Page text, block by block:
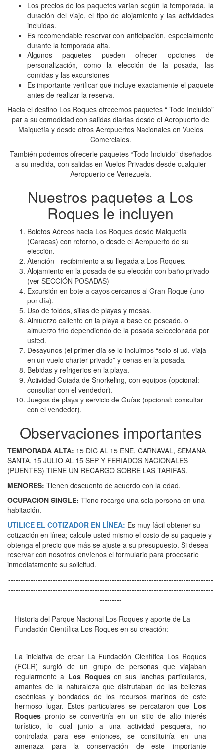
Los precios de los paquetes varían según la temporada, la
duración del viaje, el tipo de alojamiento y las actividades
incluidas.
Es recomendable reservar con anticipación, especialmente
durante la temporada alta.
Algunos paquetes pueden ofrecer opciones de
personalización, como la elección de la posada, las
comidas y las excursiones.
Es importante verificar qué incluye exactamente el paquete
antes de realizar la reserva.
Hacia el destino Los Roques ofrecemos paquetes “ Todo Incluido”
par a su comodidad con salidas diarias desde el Aeropuerto de
Maiquetía y desde otros Aeropuertos Nacionales en Vuelos
Comerciales.
También podemos ofrecerle paquetes “Todo Incluido” diseñados
a su medida, con salidas en Vuelos Privados desde cualquier
Aeropuerto de Venezuela.
Nuestros paquetes a Los
Roques le incluyen
Boletos Aéreos hacia Los Roques desde Maiquetía
(Caracas) con retorno, o desde el Aeropuerto de su
elección.
Atención - recibimiento a su llegada a Los Roques.
Alojamiento en la posada de su elección con baño privado
(ver SECCIÓN POSADAS).
Excursión en bote a cayos cercanos al Gran Roque (uno
por día).
Uso de toldos, sillas de playas y mesas.
Almuerzo caliente en la playa a base de pescado, o
almuerzo frío dependiendo de la posada seleccionada por
usted.
Desayunos (el primer día se lo incluimos “solo si ud. viaja
en un vuelo charter privado” y cenas en la posada.
Bebidas y refrigerios en la playa.
Actividad Guiada de Snorkeling, con equipos (opcional:
consultar con el vendedor).
Juegos de playa y servicio de Guías (opcional: consultar
con el vendedor).
Observaciones importantes
TEMPORADA ALTA: 15 DIC AL 15 ENE, CARNAVAL, SEMANA
SANTA, 15 JULIO AL 15 SEP Y FERIADOS NACIONALES
(PUENTES) TIENE UN RECARGO SOBRE LAS TARIFAS.
MENORES: Tienen descuento de acuerdo con la edad.
OCUPACION SINGLE: Tiene recargo una sola persona en una
habitación.
UTILICE EL COTIZADOR EN LÍNEA: Es muy fácil obtener su
cotización en línea; calcule usted mismo el costo de su paquete y
obtenga el precio que más se ajuste a su presupuesto. Si desea
reservar con nosotros envíenos el formulario para procesarle
inmediatamente su solicitud.
-----------------------------------------------------------------------------------
-----------------------------------------------------------------------------------
---------
Historia del Parque Nacional Los Roques y aporte de La
Fundación Científica Los Roques en su creación:
La iniciativa de crear La Fundación Científica Los Roques
(FCLR) surgió de un grupo de personas que viajaban
regularmente a Los Roquesen sus lanchas particulares,
amantes de la naturaleza que disfrutaban de las bellezas
escénicas y bondades de los recursos marinos de este
hermoso lugar. Estos particulares se percataron que Los
Roques pronto se convertiría en un sitio de alto interés
turístico, lo cual junto a una actividad pesquera, no
controlada para ese entonces, se constituiría en una
amenaza para la conservación de este importante